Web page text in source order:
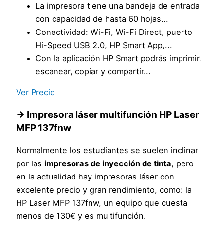
La impresora tiene una bandeja de entrada
con capacidad de hasta 60 hojas...
Conectividad: Wi-Fi, Wi-Fi Direct, puerto
Hi-Speed USB 2.0, HP Smart App,...
Con la aplicación HP Smart podrás imprimir,
escanear, copiar y compartir...
Ver Precio
→ Impresora láser multifunción HP Laser
MFP 137fnw
Normalmente los estudiantes se suelen inclinar
por las impresoras de inyección de tinta, pero
en la actualidad hay impresoras láser con
excelente precio y gran rendimiento, como: la
HP Laser MFP 137fnw, un equipo que cuesta
menos de 130€ y es multifunción.